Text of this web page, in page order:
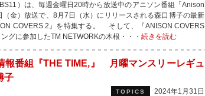
）は、毎週金曜日20時から放送中のアニソン番組「Anison
（金）放送で、8月7日（水）にリリースされる森口博子の最新
COVERS 2』を特集する。 そして、『ANISON COVERS
グに参加したTM NETWORKの木根・・・ 続きを読む
報番組『THE TIME,』 月曜マンスリーレギュ
子
TOPICS
2024年1月31日